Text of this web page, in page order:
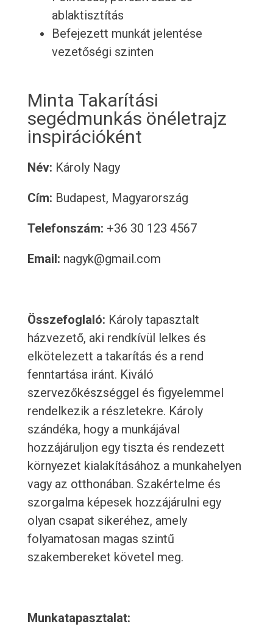
ablaktisztítás
Befejezett munkát jelentése
vezetőségi szinten
Minta Takarítási
segédmunkás önéletrajz
inspirációként
Név: Károly Nagy
Cím: Budapest, Magyarország
Telefonszám: +36 30 123 4567
Email: nagyk@gmail.com
Összefoglaló: Károly tapasztalt
házvezető, aki rendkívül lelkes és
elkötelezett a takarítás és a rend
fenntartása iránt. Kiváló
szervezőkészséggel és figyelemmel
rendelkezik a részletekre. Károly
szándéka, hogy a munkájával
hozzájáruljon egy tiszta és rendezett
környezet kialakításához a munkahelyen
vagy az otthonában. Szakértelme és
szorgalma képesek hozzájárulni egy
olyan csapat sikeréhez, amely
folyamatosan magas szintű
szakembereket követel meg.
Munkatapasztalat: